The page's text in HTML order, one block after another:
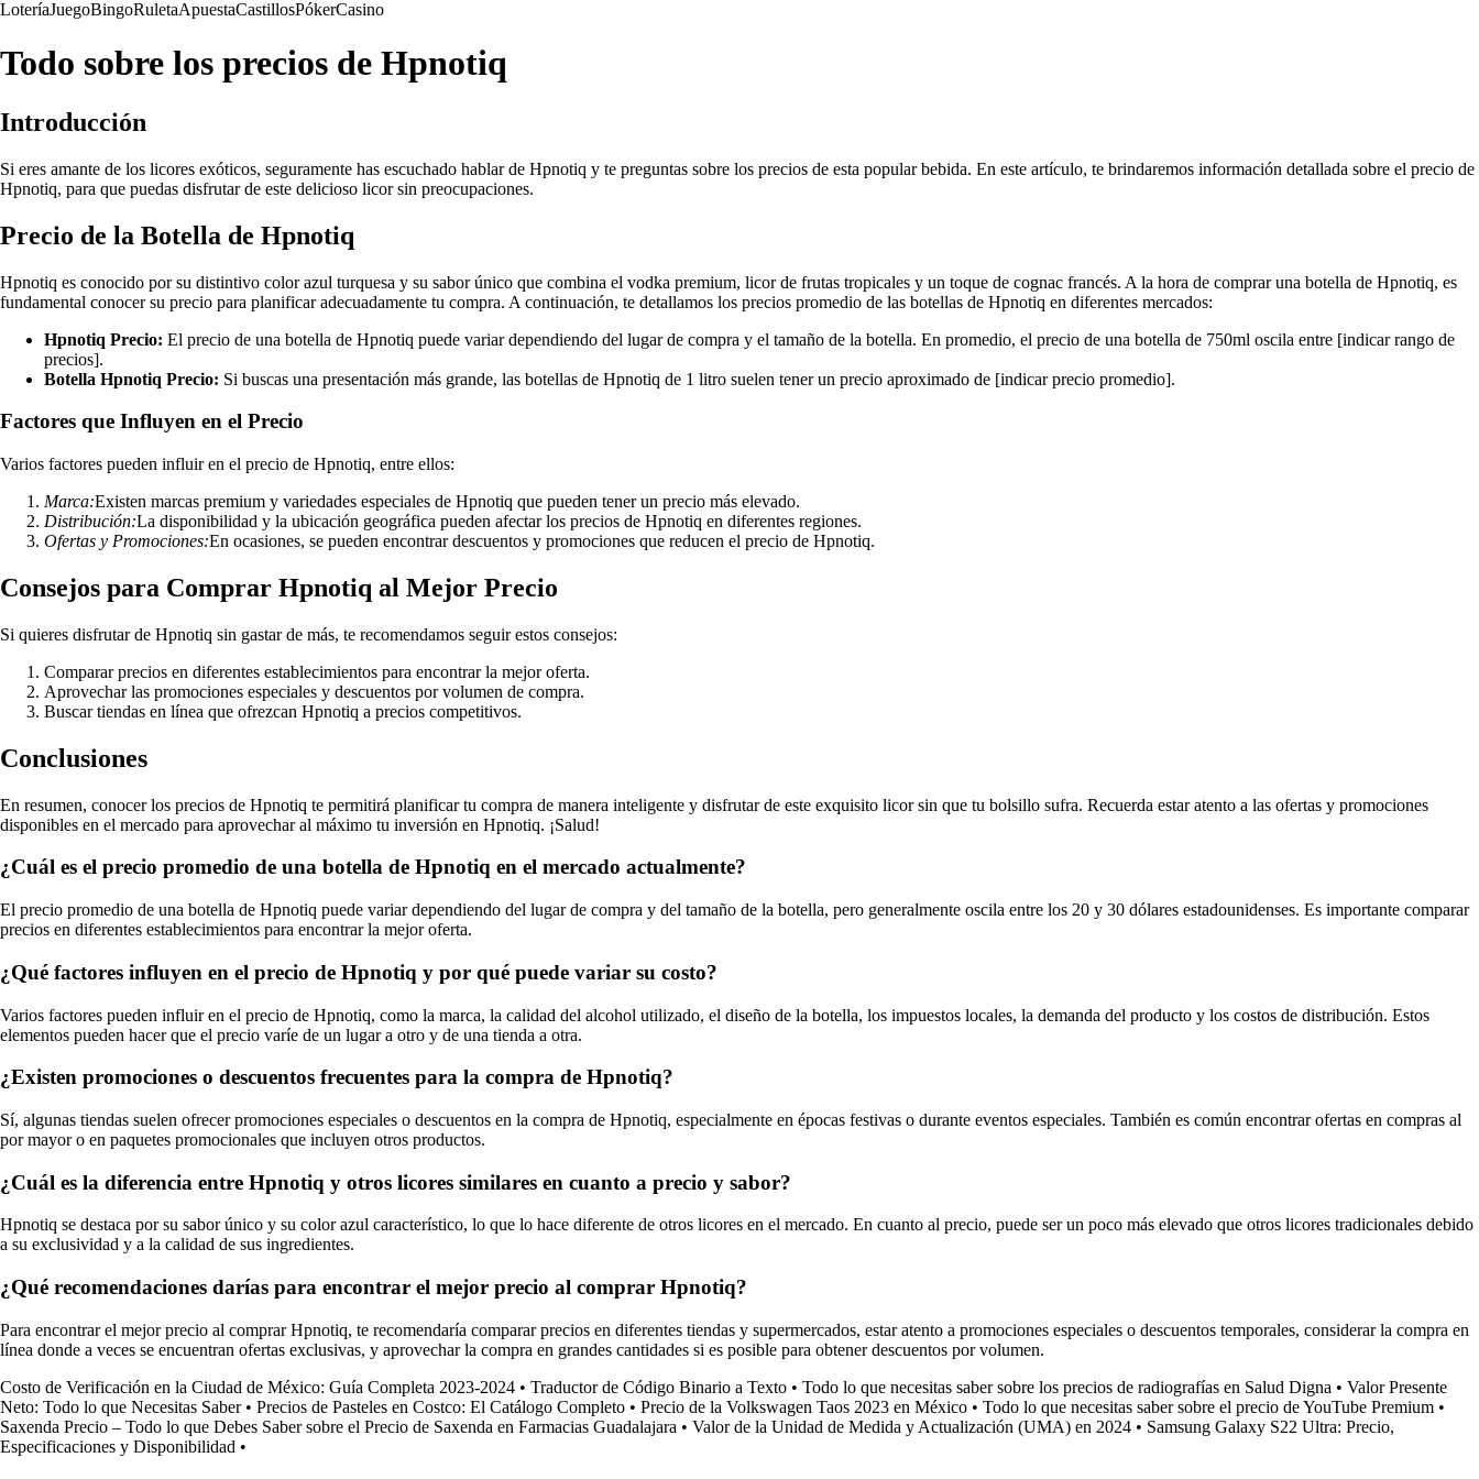
LoteríaJuegoBingoRuletaApuestaCastillosPókerCasino
Todo sobre los precios de Hpnotiq
Introducción
Si eres amante de los licores exóticos, seguramente has escuchado hablar de Hpnotiq y te preguntas sobre los precios de esta popular bebida. En este artículo, te brindaremos información detallada sobre el precio de
Hpnotiq, para que puedas disfrutar de este delicioso licor sin preocupaciones.
Precio de la Botella de Hpnotiq
Hpnotiq es conocido por su distintivo color azul turquesa y su sabor único que combina el vodka premium, licor de frutas tropicales y un toque de cognac francés. A la hora de comprar una botella de Hpnotiq, es
fundamental conocer su precio para planificar adecuadamente tu compra. A continuación, te detallamos los precios promedio de las botellas de Hpnotiq en diferentes mercados:
Hpnotiq Precio: El precio de una botella de Hpnotiq puede variar dependiendo del lugar de compra y el tamaño de la botella. En promedio, el precio de una botella de 750ml oscila entre [indicar rango de
precios].
Botella Hpnotiq Precio: Si buscas una presentación más grande, las botellas de Hpnotiq de 1 litro suelen tener un precio aproximado de [indicar precio promedio].
Factores que Influyen en el Precio
Varios factores pueden influir en el precio de Hpnotiq, entre ellos:
Marca:Existen marcas premium y variedades especiales de Hpnotiq que pueden tener un precio más elevado.
Distribución:La disponibilidad y la ubicación geográfica pueden afectar los precios de Hpnotiq en diferentes regiones.
Ofertas y Promociones:En ocasiones, se pueden encontrar descuentos y promociones que reducen el precio de Hpnotiq.
Consejos para Comprar Hpnotiq al Mejor Precio
Si quieres disfrutar de Hpnotiq sin gastar de más, te recomendamos seguir estos consejos:
Comparar precios en diferentes establecimientos para encontrar la mejor oferta.
Aprovechar las promociones especiales y descuentos por volumen de compra.
Buscar tiendas en línea que ofrezcan Hpnotiq a precios competitivos.
Conclusiones
En resumen, conocer los precios de Hpnotiq te permitirá planificar tu compra de manera inteligente y disfrutar de este exquisito licor sin que tu bolsillo sufra. Recuerda estar atento a las ofertas y promociones
disponibles en el mercado para aprovechar al máximo tu inversión en Hpnotiq. ¡Salud!
¿Cuál es el precio promedio de una botella de Hpnotiq en el mercado actualmente?
El precio promedio de una botella de Hpnotiq puede variar dependiendo del lugar de compra y del tamaño de la botella, pero generalmente oscila entre los 20 y 30 dólares estadounidenses. Es importante comparar
precios en diferentes establecimientos para encontrar la mejor oferta.
¿Qué factores influyen en el precio de Hpnotiq y por qué puede variar su costo?
Varios factores pueden influir en el precio de Hpnotiq, como la marca, la calidad del alcohol utilizado, el diseño de la botella, los impuestos locales, la demanda del producto y los costos de distribución. Estos
elementos pueden hacer que el precio varíe de un lugar a otro y de una tienda a otra.
¿Existen promociones o descuentos frecuentes para la compra de Hpnotiq?
Sí, algunas tiendas suelen ofrecer promociones especiales o descuentos en la compra de Hpnotiq, especialmente en épocas festivas o durante eventos especiales. También es común encontrar ofertas en compras al
por mayor o en paquetes promocionales que incluyen otros productos.
¿Cuál es la diferencia entre Hpnotiq y otros licores similares en cuanto a precio y sabor?
Hpnotiq se destaca por su sabor único y su color azul característico, lo que lo hace diferente de otros licores en el mercado. En cuanto al precio, puede ser un poco más elevado que otros licores tradicionales debido
a su exclusividad y a la calidad de sus ingredientes.
¿Qué recomendaciones darías para encontrar el mejor precio al comprar Hpnotiq?
Para encontrar el mejor precio al comprar Hpnotiq, te recomendaría comparar precios en diferentes tiendas y supermercados, estar atento a promociones especiales o descuentos temporales, considerar la compra en
línea donde a veces se encuentran ofertas exclusivas, y aprovechar la compra en grandes cantidades si es posible para obtener descuentos por volumen.
Costo de Verificación en la Ciudad de México: Guía Completa 2023-2024 • Traductor de Código Binario a Texto • Todo lo que necesitas saber sobre los precios de radiografías en Salud Digna • Valor Presente
Neto: Todo lo que Necesitas Saber• Precios de Pasteles en Costco: El Catálogo Completo • Precio de la Volkswagen Taos 2023 en México • Todo lo que necesitas saber sobre el precio de YouTube Premium •
Saxenda Precio – Todo lo que Debes Saber sobre el Precio de Saxenda en Farmacias Guadalajara • Valor de la Unidad de Medida y Actualización (UMA) en 2024 • Samsung Galaxy S22 Ultra: Precio,
Especificaciones y Disponibilidad •